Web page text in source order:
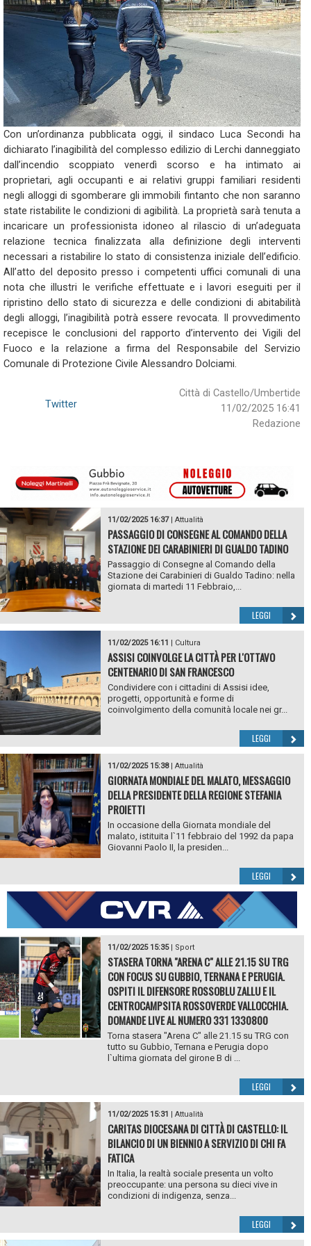
Con un’ordinanza pubblicata oggi, il sindaco Luca Secondi ha
dichiarato l’inagibilità del complesso edilizio di Lerchi danneggiato
dall’incendio scoppiato venerdì scorso e ha intimato ai
proprietari, agli occupanti e ai relativi gruppi familiari residenti
negli alloggi di sgomberare gli immobili fintanto che non saranno
state ristabilite le condizioni di agibilità. La proprietà sarà tenuta a
incaricare un professionista idoneo al rilascio di un’adeguata
relazione tecnica finalizzata alla definizione degli interventi
necessari a ristabilire lo stato di consistenza iniziale dell’edificio.
All’atto del deposito presso i competenti uffici comunali di una
nota che illustri le verifiche effettuate e i lavori eseguiti per il
ripristino dello stato di sicurezza e delle condizioni di abitabilità
degli alloggi, l’inagibilità potrà essere revocata. Il provvedimento
recepisce le conclusioni del rapporto d’intervento dei Vigili del
Fuoco e la relazione a firma del Responsabile del Servizio
Comunale di Protezione Civile Alessandro Dolciami.
Città di Castello/Umbertide
11/02/2025 16:41
Redazione
Twitter
11/02/2025 16:37| Attualità
PASSAGGIO DI CONSEGNE AL COMANDO DELLA
STAZIONE DEI CARABINIERI DI GUALDO TADINO
Passaggio di Consegne al Comando della
Stazione dei Carabinieri di Gualdo Tadino: nella
giornata di martedi 11 Febbraio,...
LEGGI
11/02/2025 16:11 Cultura
ASSISI COINVOLGE LA CITTÀ PER L'OTTAVO
CENTENARIO DI SAN FRANCESCO
Condividere con i cittadini di Assisi idee,
progetti, opportunità e forme di
coinvolgimento della comunità locale nei gr...
LEGGI
11/02/2025 15:38| Attualità
GIORNATA MONDIALE DEL MALATO, MESSAGGIO
DELLA PRESIDENTE DELLA REGIONE STEFANIA
PROIETTI
In occasione della Giornata mondiale del
malato, istituita l`11 febbraio del 1992 da papa
Giovanni Paolo II, la presiden...
LEGGI
11/02/2025 15:35| Sport
STASERA TORNA "ARENA C" ALLE 21.15 SU TRG
CON FOCUS SU GUBBIO, TERNANA E PERUGIA.
OSPITI IL DIFENSORE ROSSOBLU ZALLU E IL
CENTROCAMPSITA ROSSOVERDE VALLOCCHIA.
DOMANDE LIVE AL NUMERO 331 1330800
Torna stasera "Arena C" alle 21.15 su TRG con
tutto su Gubbio, Ternana e Perugia dopo
l`ultima giornata del girone B di ...
LEGGI
11/02/2025 15:31 | Attualità
CARITAS DIOCESANA DI CITTÀ DI CASTELLO: IL
BILANCIO DI UN BIENNIO A SERVIZIO DI CHI FA
FATICA
In Italia, la realtà sociale presenta un volto
preoccupante: una persona su dieci vive in
condizioni di indigenza, senza...
LEGGI